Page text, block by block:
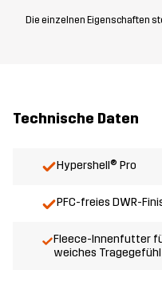
Die einzelnen Eigenschaften
Technische Daten
Hypershell® Pro
PFC-freies DWR-
Fleece-Innenfutter
weiches Tragegefühl